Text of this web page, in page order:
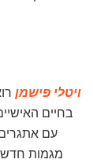
ויטלי פישמן
בחיים
עם
מגמות